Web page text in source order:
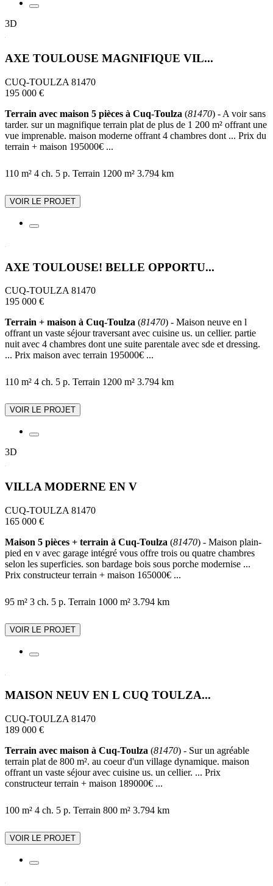
3D
AXE TOULOUSE MAGNIFIQUE VIL...
CUQ-TOULZA 81470
195 000 €
Terrain avec maison 5 pièces à Cuq-Toulza (81470) - A voir sans
tarder. sur un magnifique terrain plat de plus de 1 200 m² offrant une
vue imprenable. maison moderne offrant 4 chambres dont ... Prix du
terrain + maison 195000€ ...
110 m² 4 ch. 5 p. Terrain 1200 m² 3.794 km
VOIR LE PROJET
AXE TOULOUSE! BELLE OPPORTU...
CUQ-TOULZA 81470
195 000 €
Terrain + maison à Cuq-Toulza (81470) - Maison neuve en l
offrant un vaste séjour traversant avec cuisine us. un cellier. partie
nuit avec 4 chambres dont une suite parentale avec sde et dressing.
... Prix maison avec terrain 195000€ ...
110 m² 4 ch. 5 p. Terrain 1200 m² 3.794 km
VOIR LE PROJET
3D
VILLA MODERNE EN V
CUQ-TOULZA 81470
165 000 €
Maison 5 pièces + terrain à Cuq-Toulza (81470) - Maison plain-
pied en v avec garage intégré vous offre trois ou quatre chambres
selon les superficies. son bardage bois sous porche modernise ...
Prix constructeur terrain + maison 165000€ ...
95 m² 3 ch. 5 p. Terrain 1000 m² 3.794 km
VOIR LE PROJET
MAISON NEUV EN L CUQ TOULZA...
CUQ-TOULZA 81470
189 000 €
Terrain avec maison à Cuq-Toulza (81470) - Sur un agréable
terrain plat de 800 m². au coeur d'un village dynamique. maison
offrant un vaste séjour avec cuisine us. un cellier. ... Prix
constructeur terrain + maison 189000€ ...
100 m² 4 ch. 5 p. Terrain 800 m² 3.794 km
VOIR LE PROJET